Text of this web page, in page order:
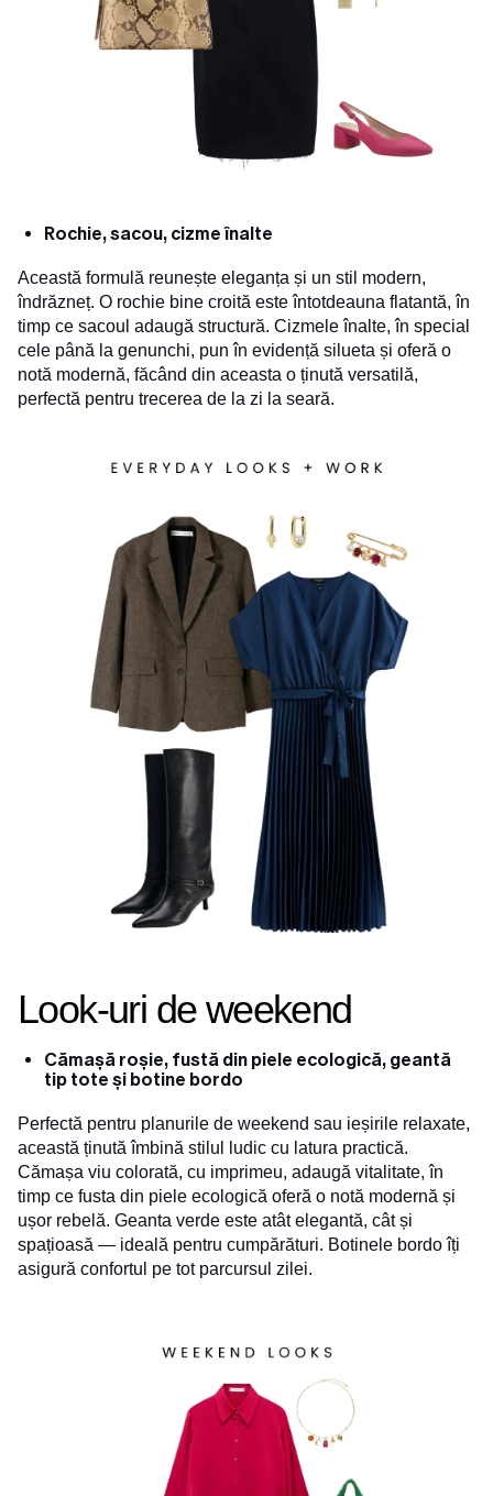
Rochie, sacou, cizme înalte
Această formulă reunește eleganța și un stil modern,
îndrăzneț. O rochie bine croită este întotdeauna flatantă, în
timp ce sacoul adaugă structură. Cizmele înalte, în special
cele până la genunchi, pun în evidență silueta și oferă o
notă modernă, făcând din aceasta o ținută versatilă,
perfectă pentru trecerea de la zi la seară.
Look-uri de weekend
Cămașă roșie, fustă din piele ecologică, geantă
tip tote și botine bordo
Perfectă pentru planurile de weekend sau ieșirile relaxate,
această ținută îmbină stilul ludic cu latura practică.
Cămașa viu colorată, cu imprimeu, adaugă vitalitate, în
timp ce fusta din piele ecologică oferă o notă modernă și
ușor rebelă. Geanta verde este atât elegantă, cât și
spațioasă — ideală pentru cumpărături. Botinele bordo îți
asigură confortul pe tot parcursul zilei.